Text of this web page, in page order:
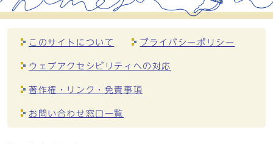
このサイトについて プライバシーポリシー
ウェブアクセシビリティへの対応
著作権・リンク・免責事項
お問い合わせ窓口一覧